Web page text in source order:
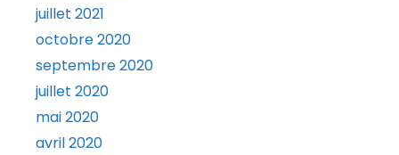
juillet 2021
octobre 2020
septembre 2020
juillet 2020
mai 2020
avril 2020